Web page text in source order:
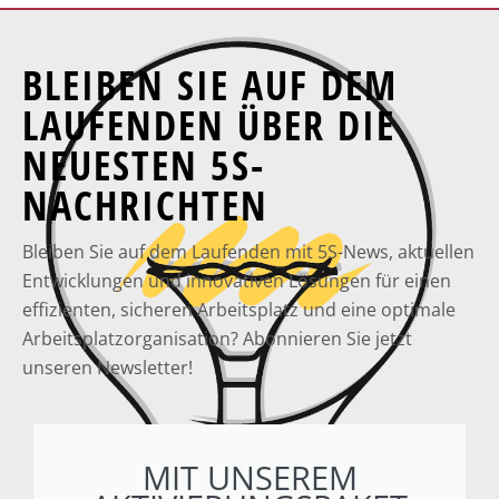
BLEIBEN SIE AUF DEM
LAUFENDEN ÜBER DIE
NEUESTEN 5S-
NACHRICHTEN
Bleiben Sie auf dem Laufenden mit 5S-News, aktuellen
Entwicklungen und innovativen Lösungen für einen
effizienten, sicheren Arbeitsplatz und eine optimale
Arbeitsplatzorganisation? Abonnieren Sie jetzt
unseren Newsletter!
MIT UNSEREM